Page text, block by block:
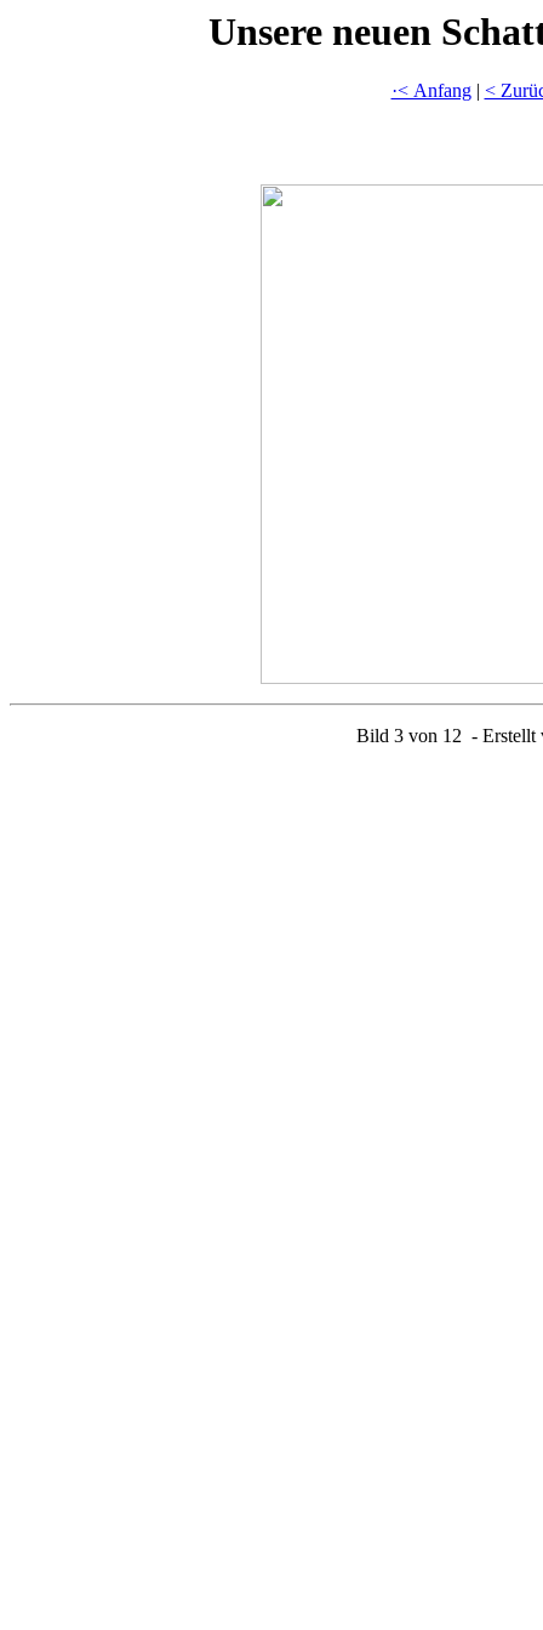
Unsere neuen
·< Anfang| <
Bild 3 von 12 - Erstellt